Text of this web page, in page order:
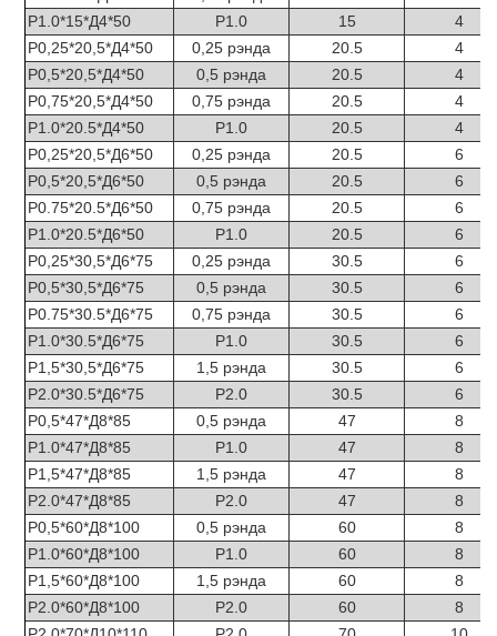
Р1.0*15*Д4*50
Р1.0 15
4
Р0,25*20,5*Д4*50
0,25 рэнда 20.5
4
Р0,5*20,5*Д4*50
0,5 рэнда 20.5
4
Р0,75*20,5*Д4*50
0,75 рэнда 20.5
4
Р1.0*20.5*Д4*50
Р1.0 20.5
4
Р0,25*20,5*Д6*50
0,25 рэнда 20.5
6
Р0,5*20,5*Д6*50
0,5 рэнда 20.5
6
Р0.75*20.5*Д6*50
0,75 рэнда 20.5
6
Р1.0*20.5*Д6*50
Р1.0 20.5
6
Р0,25*30,5*Д6*75
0,25 рэнда 30.5
6
Р0,5*30,5*Д6*75
0,5 рэнда 30.5
6
Р0.75*30.5*Д6*75
0,75 рэнда 30.5
6
Р1.0*30.5*Д6*75
Р1.0 30.5
6
Р1,5*30,5*Д6*75
1,5 рэнда 30.5
6
Р2.0*30.5*Д6*75
Р2.0 30.5
6
Р0,5*47*Д8*85
0,5 рэнда 47
8
Р1.0*47*Д8*85
Р1.0 47
8
Р1,5*47*Д8*85
1,5 рэнда 47
8
Р2.0*47*Д8*85
Р2.0 47
8
Р0,5*60*Д8*100
0,5 рэнда 60
8
Р1.0*60*Д8*100
Р1.0 60
8
Р1,5*60*Д8*100
1,5 рэнда 60
8
Р2.0*60*Д8*100
Р2.0 60
8